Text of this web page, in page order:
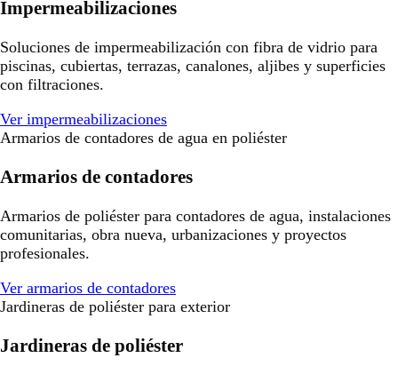
Impermeabilizaciones
Soluciones de impermeabilización con fibra de vidrio para
piscinas, cubiertas, terrazas, canalones, aljibes y superficies
con filtraciones.
Ver impermeabilizaciones
Armarios de contadores de agua en poliéster
Armarios de contadores
Armarios de poliéster para contadores de agua, instalaciones
comunitarias, obra nueva, urbanizaciones y proyectos
profesionales.
Ver armarios de contadores
Jardineras de poliéster para exterior
Jardineras de poliéster